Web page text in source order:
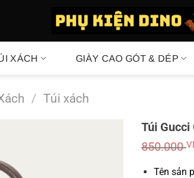
XÁCH GIÀY CAO GÓT & DÉP
/ Túi xách
Túi Gucci
850.000
Tên sản